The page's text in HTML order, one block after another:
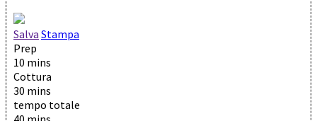
Salva Stampa
Prep
10 mins
Cottura
30 mins
tempo totale